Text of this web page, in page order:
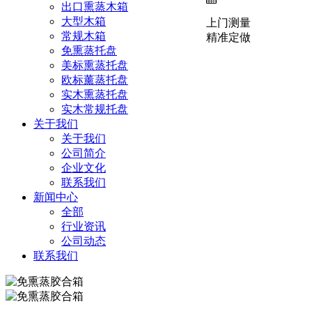
上门测量
精准定做
出口熏蒸木箱
大型木箱
常规木箱
免熏蒸托盘
美标熏蒸托盘
欧标薰蒸托盘
实木熏蒸托盘
实木常规托盘
关于我们
关于我们
公司简介
企业文化
联系我们
新闻中心
全部
行业资讯
公司动态
联系我们